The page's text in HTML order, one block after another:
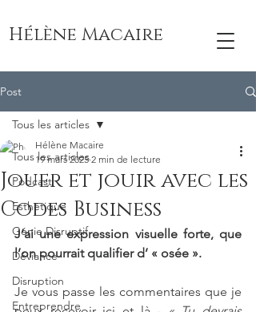
Hélène Macaire
Post
Tous les articles
Podcast
Esthétique
Génie Disruptif
Déviance
Disruption
Entreprendre
Tous les articles
Jouer et jouir avec les
Codes Business
Hélène Macaire
19 mars 2025 2 min de lecture
J’ai une expression visuelle forte, que
l’on pourrait qualifier d’ « osée ».
Je vous passe les commentaires que je